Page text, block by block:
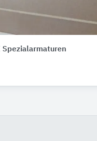
Spezialarmaturen